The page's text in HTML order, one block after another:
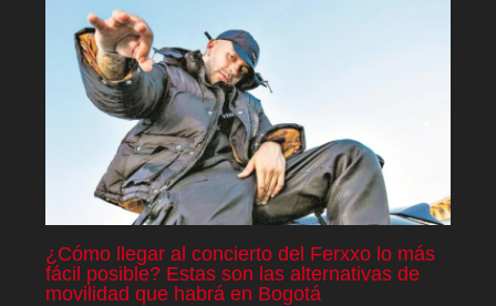
¿Cómo llegar al concierto del Ferxxo lo más
fácil posible? Estas son las alternativas de
movilidad que habrá en Bogotá